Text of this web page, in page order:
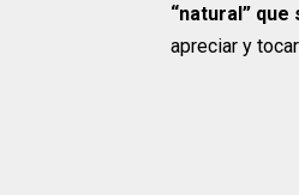
“natural”
apreciar y